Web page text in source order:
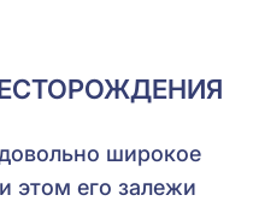
широкое
этом его залежи